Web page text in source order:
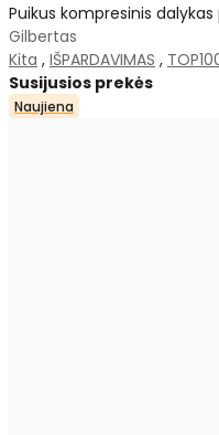
Puikus kompresinis
Gilbertas
Kita , IŠPARDAVIMAS ,
Susijusios prekės
Naujiena